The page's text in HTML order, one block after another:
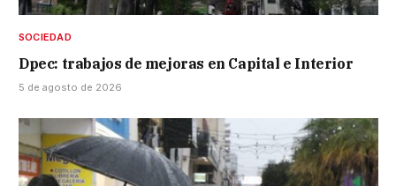
SOCIEDAD
Dpec: trabajos de mejoras en Capital e Interior
5 de agosto de 2026